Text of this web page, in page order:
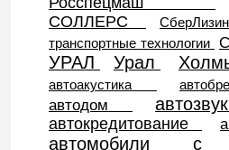
СОЛЛЕРС
транспортные технологии
УРАЛ
Урал
автоакустика
автодом
автокредитование
автомобили с